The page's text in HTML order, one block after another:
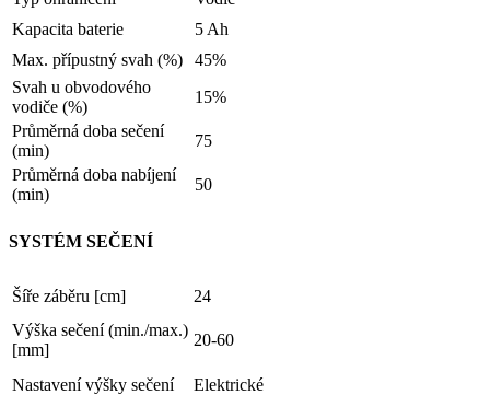
Kapacita baterie
5 Ah
Max. přípustný svah (%)
45%
Svah u obvodového
vodiče (%)
15%
Průměrná doba sečení
(min)
75
Průměrná doba nabíjení
(min)
50
SYSTÉM SEČENÍ
Šíře záběru [cm]
24
Výška sečení (min./max.)
[mm]
20-60
Nastavení výšky sečení Elektrické